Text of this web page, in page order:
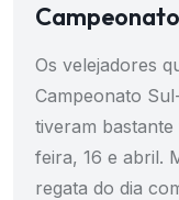
Os velejadores
Campeonato
tiveram
feira, 16 e abril.
regata do dia